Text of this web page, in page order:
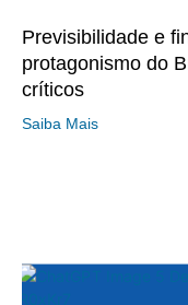
Previsibilidade e
protagonismo do
críticos
Saiba Mais